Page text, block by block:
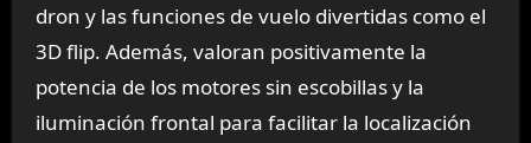
dron y las funciones de vuelo divertidas como el
3D flip. Además, valoran positivamente la
potencia de los motores sin escobillas y la
iluminación frontal para facilitar la localización